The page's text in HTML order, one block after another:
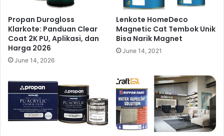
Propan Durogloss
Klarkote: Panduan Clear
Coat 2K PU, Aplikasi, dan
Harga 2026
June 14, 2026
Lenkote HomeDeco
Magnetic Cat Tembok Unik
Bisa Narik Magnet
June 14, 2021